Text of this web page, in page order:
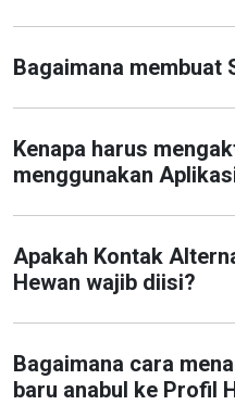
Bagaimana membuat
Kenapa harus
menggunakan
Apakah Kontak
Hewan wajib diisi?
Bagaimana cara
baru anabul ke Profil